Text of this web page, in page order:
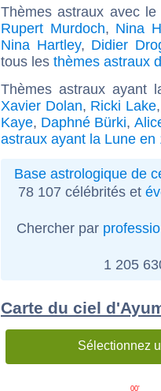
Thèmes astraux avec
Rupert Murdoch, Nina
Nina Hartley, Didier
tous les thèmes astraux
Thèmes astraux ayant
Xavier Dolan, Ricki Lake
Kaye, Daphné Bürki,
astraux ayant la Lune en
Base astrologique de
78 107 célébrités et
Chercher par
1 205
Carte du ciel
Sélectionnez
00'